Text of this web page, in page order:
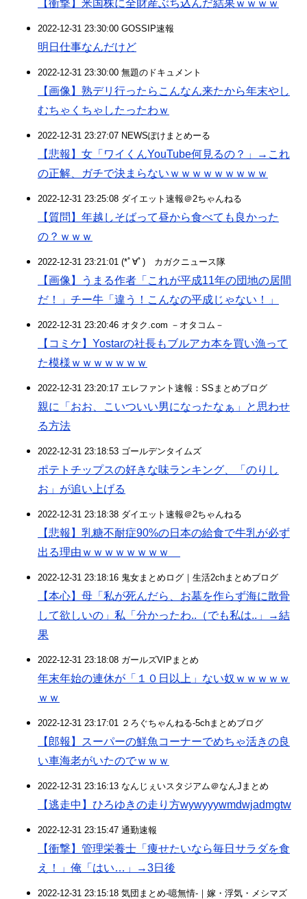
【衝撃】米国株に全財産ぶち込んだ結果ｗｗｗｗ
2022-12-31 23:30:00 GOSSIP速報
明日仕事なんだけど
2022-12-31 23:30:00 無題のドキュメント
【画像】熟デリ行ったらこんなん来たから年末やし
むちゃくちゃしたったわｗ
2022-12-31 23:27:07 NEWSぽけまとめーる
【悲報】女「ワイくんYouTube何見るの？」→これ
の正解、ガチで決まらないｗｗｗｗｗｗｗｗｗ
2022-12-31 23:25:08 ダイエット速報＠2ちゃんねる
【質問】年越しそばって昼から食べても良かった
の？ｗｗｗ
2022-12-31 23:21:01 (*ﾟ∀ﾟ)ゞカガクニュース隊
【画像】うまる作者「これが平成11年の団地の居間
だ！」チー牛「違う！こんなの平成じゃない！」
2022-12-31 23:20:46 オタク.com －オタコム－
【コミケ】Yostarの社長もブルアカ本を買い漁って
た模様ｗｗｗｗｗｗｗ
2022-12-31 23:20:17 エレファント速報：SSまとめブログ
親に「おお、こいついい男になったなぁ」と思わせ
る方法
2022-12-31 23:18:53 ゴールデンタイムズ
ポテトチップスの好きな味ランキング、「のりし
お」が追い上げる
2022-12-31 23:18:38 ダイエット速報＠2ちゃんねる
【悲報】乳糖不耐症90%の日本の給食で牛乳が必ず
出る理由ｗｗｗｗｗｗｗｗ
2022-12-31 23:18:16 鬼女まとめログ｜生活2chまとめブログ
【本心】母「私が死んだら、お墓を作らず海に散骨
して欲しいの」私「分かったわ..（でも私は..」→結
果
2022-12-31 23:18:08 ガールズVIPまとめ
年末年始の連休が「１０日以上」ない奴ｗｗｗｗｗ
ｗｗ
2022-12-31 23:17:01 ２ろぐちゃんねる-5chまとめブログ
【郎報】スーパーの鮮魚コーナーでめちゃ活きの良
い車海老がいたのでｗｗｗ
2022-12-31 23:16:13 なんじぇいスタジアム＠なんJまとめ
【逃走中】ひろゆきの走り方wywyyywmdwjadmgtw
2022-12-31 23:15:47 通勤速報
【衝撃】管理栄養士「痩せたいなら毎日サラダを食
え！」俺「はい…」→3日後
2022-12-31 23:15:18 気団まとめ-噫無情-｜嫁・浮気・メシマズ